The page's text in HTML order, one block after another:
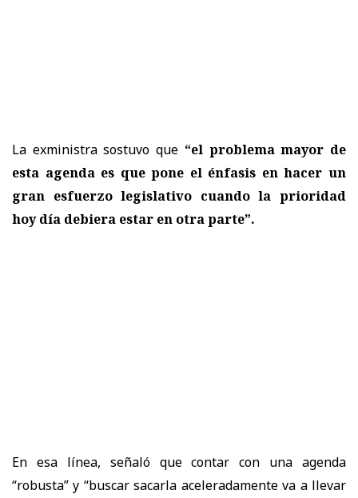
La exministra sostuvo que “el problema mayor de
esta agenda es que pone el énfasis en hacer un
gran esfuerzo legislativo cuando la prioridad
hoy día debiera estar en otra parte”.
En esa línea, señaló que contar con una agenda
“robusta” y “buscar sacarla aceleradamente va a llevar